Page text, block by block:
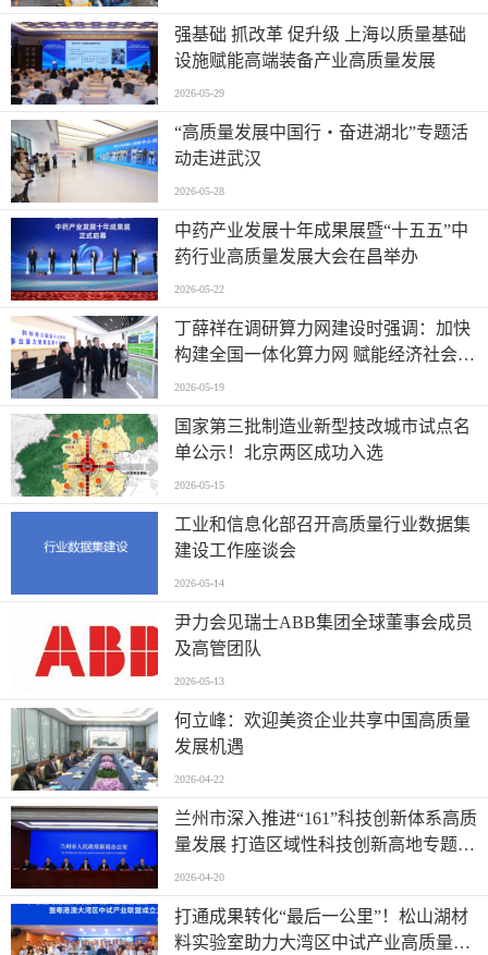
强基础 抓改革 促升级 上海以质量基础
设施赋能高端装备产业高质量发展
2026-05-29
“高质量发展中国行・奋进湖北”专题活
动走进武汉
2026-05-28
中药产业发展十年成果展暨“十五五”中
药行业高质量发展大会在昌举办
2026-05-22
丁薛祥在调研算力网建设时强调：加快
构建全国一体化算力网 赋能经济社会高
质量发展
2026-05-19
国家第三批制造业新型技改城市试点名
单公示！北京两区成功入选
2026-05-15
工业和信息化部召开高质量行业数据集
建设工作座谈会
2026-05-14
尹力会见瑞士ABB集团全球董事会成员
及高管团队
2026-05-13
何立峰：欢迎美资企业共享中国高质量
发展机遇
2026-04-22
兰州市深入推进“161”科技创新体系高质
量发展 打造区域性科技创新高地专题新
闻发布会实录（文+图）
2026-04-20
打通成果转化“最后一公里”！松山湖材
料实验室助力大湾区中试产业高质量发